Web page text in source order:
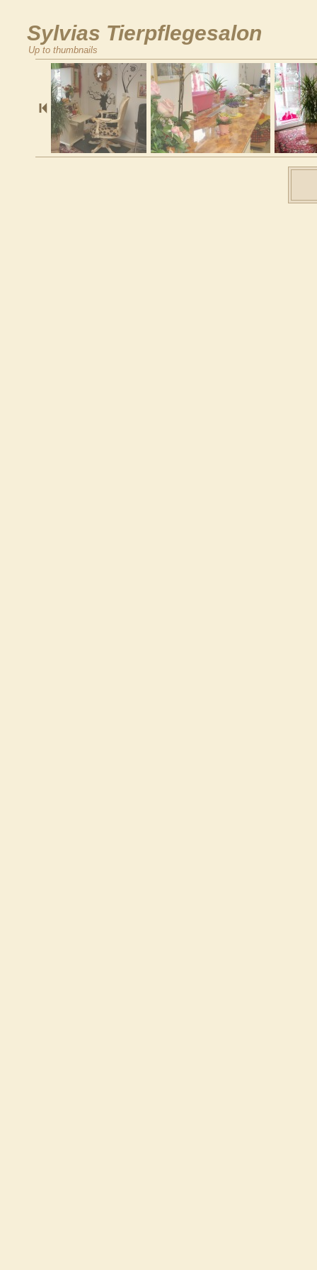
Sylvias Tierpflegesalon
Up to thumbnails